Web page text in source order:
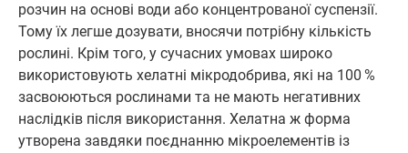
розчин на основі води або концентрованої суспензії.
Тому їх легше дозувати, вносячи потрібну кількість
рослині. Крім того, у сучасних умовах широко
використовують хелатні мікродобрива, які на 100 %
засвоюються рослинами та не мають негативних
наслідків після використання. Хелатна ж форма
утворена завдяки поєднанню мікроелементів із